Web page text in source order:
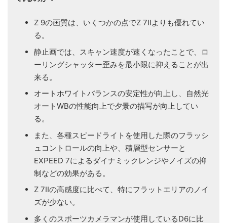
Z 9の画質は、いくつかの点でZ 7IIよりも優れてい
る。
静止画では、スキャン速度が速くなったことで、ロ
ーリングシャッター歪みを最小限に抑えることが出
来る。
オートホワイトバランスの安定性が向上し、自然光
オートWBの性能向上で夕景の描写が向上してい
る。
また、各種スピードライトを使用した際のフラッシ
ュコントロールの向上や、積層型センサーと
EXPEED 7によるダイナミックレンジやノイズの抑
制などの効果がある。
Z 7IIの高感度に比べて、特にフラットエリアのノイ
ズが少ない。
多くのスポーツカメラマンが使用しているD6に比